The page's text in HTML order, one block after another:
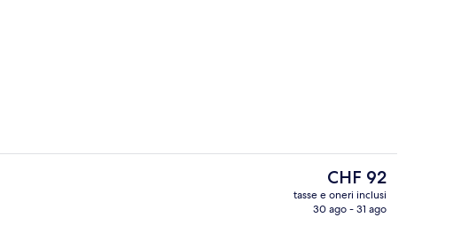
Luogo d'interesse
Il
prezzo
attuale
CHF 92
tasse e oneri inclusi
30 ago - 31 ago